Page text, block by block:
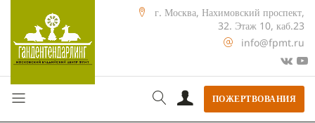
г. Москва, Нахимовский проспект,
32. Этаж 10, каб.23
info@fpmt.ru
ПОЖЕРТВОВАНИЯ